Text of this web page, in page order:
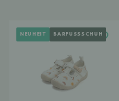
NEUHEIT BARFUSSSCHUH